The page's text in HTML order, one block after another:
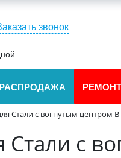
звонок
РАСПРОДАЖА РЕМОНТ
Стали с вогнутым центром B-
с